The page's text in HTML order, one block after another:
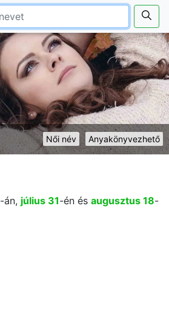
Anyakönyvezhető
Női név
-án, július 31-én és augusztus 18-